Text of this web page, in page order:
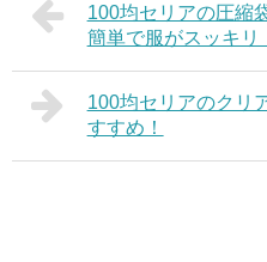
100均セリアの圧縮
簡単で服がスッキリ
100均セリアのクリ
すすめ！